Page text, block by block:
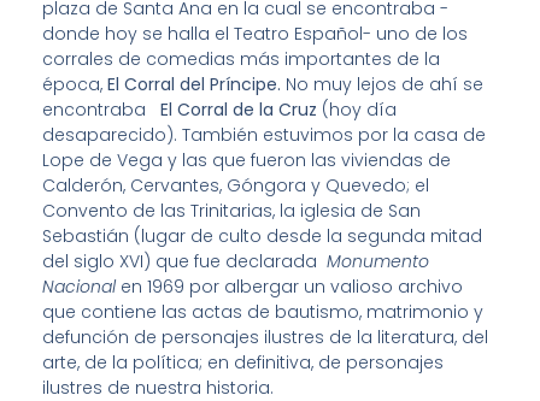
plaza de Santa Ana en la cual se encontraba -
donde hoy se halla el Teatro Español- uno de los
corrales de comedias más importantes de la
época, El Corral del Príncipe. No muy lejos de ahí se
encontraba
El Corral de la Cruz (hoy día
desaparecido). También estuvimos por la casa de
Lope de Vega y las que fueron las viviendas de
Calderón, Cervantes, Góngora y Quevedo; el
Convento de las Trinitarias, la iglesia de San
Sebastián (lugar de culto desde la segunda mitad
del siglo XVI) que fue declarada Monumento
Nacionalen 1969 por albergar un valioso archivo
que contiene las actas de bautismo, matrimonio y
defunción de personajes ilustres de la literatura, del
arte, de la política; en definitiva, de personajes
ilustres de nuestra historia.